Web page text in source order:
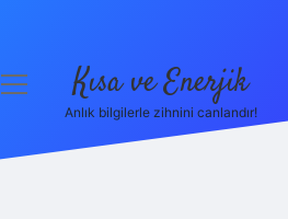
menüyü
Kısa ve Enerjik
Anlık bilgilerle zihnini canlandır!